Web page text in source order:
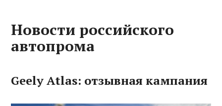
Новости российского
автопрома
Geely Atlas: отзывная кампания